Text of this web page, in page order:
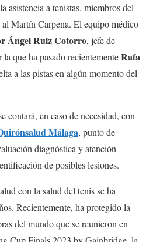
asistencia a tenistas, miembros del
Martín Carpena. El equipo médico
Ángel Ruiz Cotorro, jefe de
la que ha pasado recientementeRafa
a las pistas en algún momento del
contará, en caso de necesidad, con
Málaga, punto de
diagnóstica y atención
de posibles lesiones.
con la salud del tenis se ha
Recientemente, ha protegido la
del mundo que se reunieron en